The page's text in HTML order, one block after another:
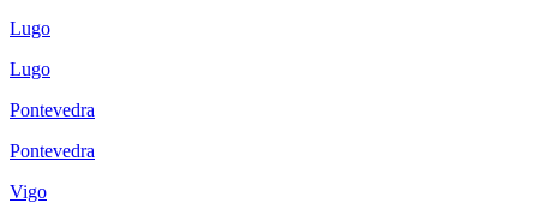
Lugo
Lugo
Pontevedra
Pontevedra
Vigo